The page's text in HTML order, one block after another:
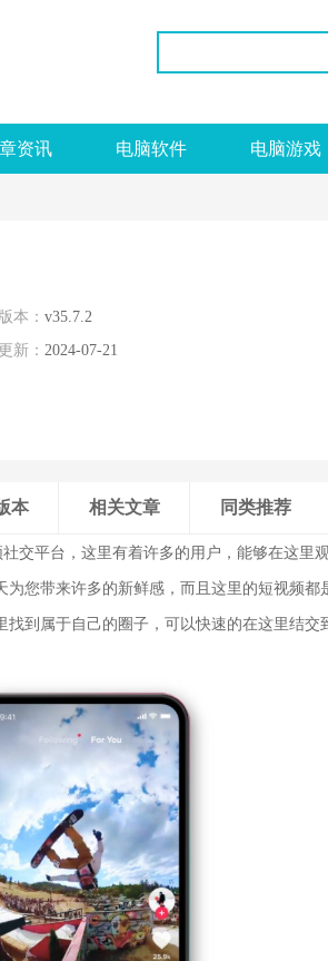
资讯 电脑软件 电脑游戏
版本： v35.7.2
更新： 2024-07-21
本 相关文章 同类推荐
交平台，这里有着许多的用户，能够在这里
您带来许多的新鲜感，而且这里的短视频都
到属于自己的圈子，可以快速的在这里结交